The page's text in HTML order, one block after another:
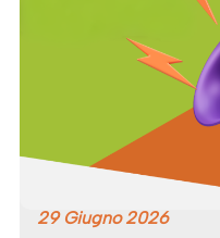
29 Giugno 2026